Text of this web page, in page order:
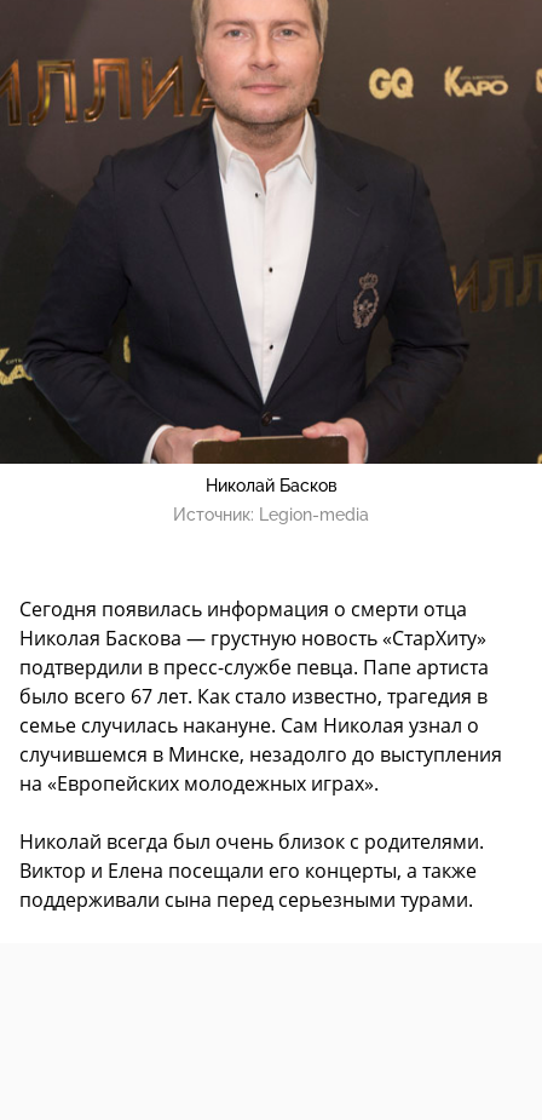
Николай Басков
Источник:
Legion-media
Сегодня появилась информация о смерти отца
Николая Баскова — грустную новость «СтарХиту»
подтвердили в пресс-службе певца. Папе артиста
было всего 67 лет. Как стало известно, трагедия в
семье случилась накануне. Сам Николая узнал о
случившемся в Минске, незадолго до выступления
на «Европейских молодежных играх».
Николай всегда был очень близок с родителями.
Виктор и Елена посещали его концерты, а также
поддерживали сына перед серьезными турами.